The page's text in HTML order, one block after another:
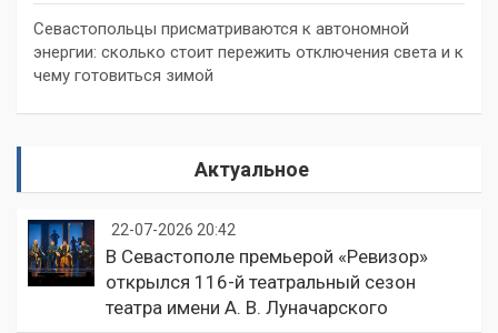
Севастопольцы присматриваются к автономной
энергии: сколько стоит пережить отключения света и к
чему готовиться зимой
Актуальное
22-07-2026 20:42
В Севастополе премьерой «Ревизор»
открылся 116-й театральный сезон
театра имени А. В. Луначарского